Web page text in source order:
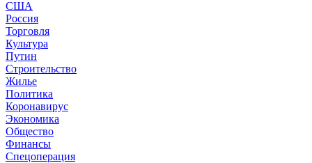
США
Россия
Торговля
Культура
Путин
Строительство
Жилье
Политика
Коронавирус
Экономика
Общество
Финансы
Спецоперация